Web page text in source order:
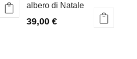
albero di Natale
39,00€